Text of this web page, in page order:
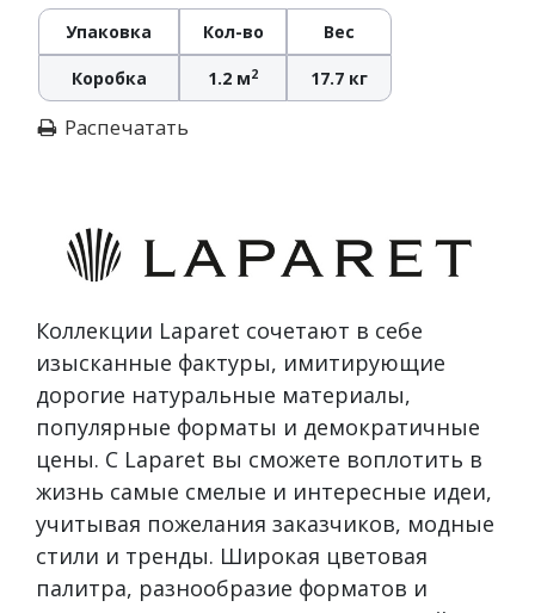
Упаковка Кол-во Вес
Коробка 1.2 м2 17.7 кг
Распечатать
Коллекции Laparet сочетают в себе
изысканные фактуры, имитирующие
дорогие натуральные материалы,
популярные форматы и демократичные
цены. С Laparet вы сможете воплотить в
жизнь самые смелые и интересные идеи,
учитывая пожелания заказчиков, модные
стили и тренды. Широкая цветовая
палитра, разнообразие форматов и